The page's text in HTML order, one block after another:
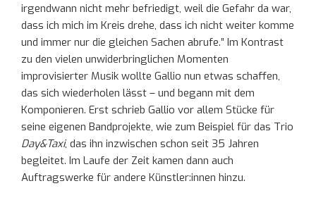
irgendwann nicht mehr befriedigt, weil die Gefahr da war,
dass ich mich im Kreis drehe, dass ich nicht weiter komme
und immer nur die gleichen Sachen abrufe.” Im Kontrast
zu den vielen unwiderbringlichen Momenten
improvisierter Musik wollte Gallio nun etwas schaffen,
das sich wiederholen lässt – und begann mit dem
Komponieren. Erst schrieb Gallio vor allem Stücke für
seine eigenen Bandprojekte, wie zum Beispiel für das Trio
Day&Taxi, das ihn inzwischen schon seit 35 Jahren
begleitet. Im Laufe der Zeit kamen dann auch
Auftragswerke für andere Künstler:innen hinzu.